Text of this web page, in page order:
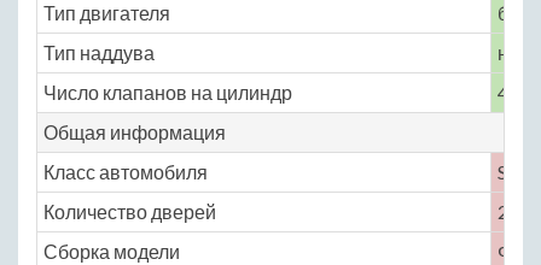
Тип двигателя
Тип наддува
нет
Число клапанов на цилиндр
4
Общая информация
Класс автомобиля
S
Количество дверей
2
Сборка модели